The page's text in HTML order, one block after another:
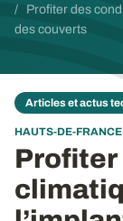
Profiter des
des couverts
Articles et actus
HAUTS-DE-FRANCE